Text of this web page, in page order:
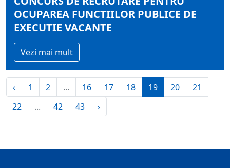
OCUPAREA FUNCTIILOR PUBLICE DE
EXECUTIE VACANTE
Vezi mai mult
‹ 1 2 ... 16 17 18 19 20
21
22
... 42 43 ›